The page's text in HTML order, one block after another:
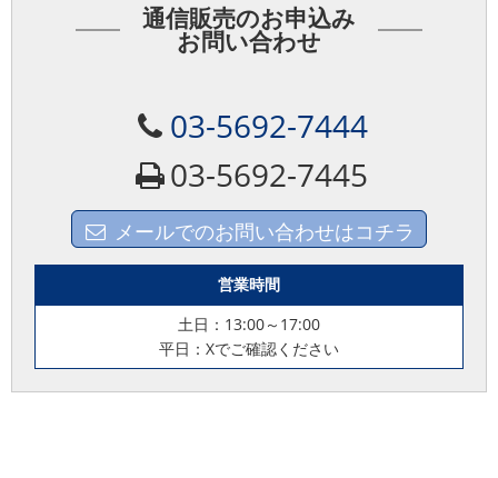
通信販売のお申込み
お問い合わせ
03-5692-7444
03-5692-7445
メールでのお問い合わせはコチラ
営業時間
土日：13:00～17:00
平日：Xでご確認ください